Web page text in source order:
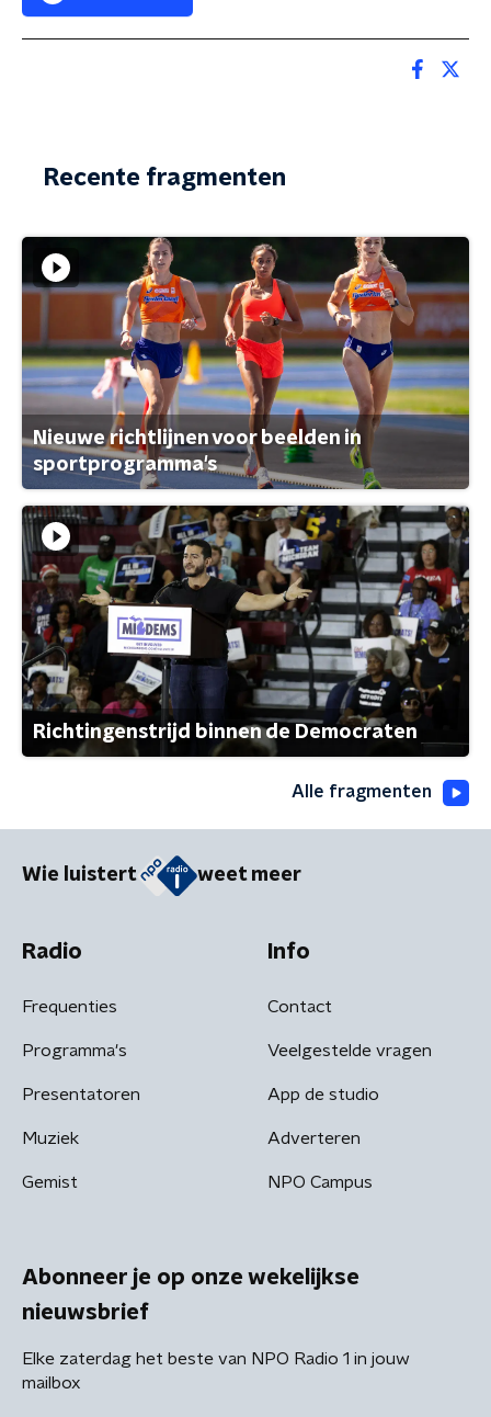
Recente fragmenten
Nieuwe richtlijnen voor beelden in
sportprogramma's
Richtingenstrijd binnen de Democraten
Alle fragmenten
Wie luistert weet meer
Radio
Frequenties
Programma's
Presentatoren
Muziek
Gemist
Info
Contact
Veelgestelde vragen
App de studio
Adverteren
NPO Campus
Abonneer je op onze wekelijkse
nieuwsbrief
Elke zaterdag het beste van NPO Radio 1 in jouw
mailbox